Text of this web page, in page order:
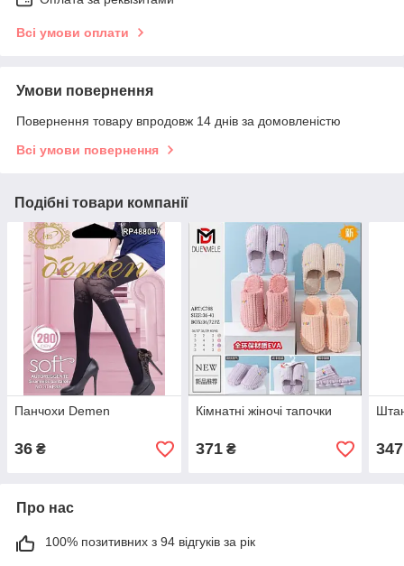
Всі умови оплати
Умови повернення
Повернення товару впродовж 14 днів за домовленістю
Всі умови повернення
Подібні товари компанії
Панчохи Demen
36 ₴
Кімнатні жіночі тапочки
371₴ 347
Про нас
100% позитивних з 94 відгуків за рік